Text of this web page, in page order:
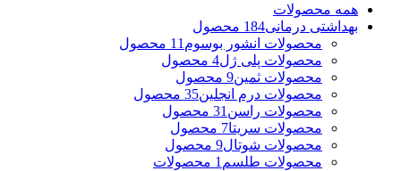
همه محصولات
بهداشتی درمانی184 محصول
محصولات انشور بوسوم 11 محصول
محصولات پلی ژل4 محصول
محصولات ثمین9 محصول
محصولات درم انجلین35 محصول
محصولات راسن 31 محصول
محصولات سریتا7 محصول
محصولات شوتال9 محصول
محصولات طلسم 1 محصولات